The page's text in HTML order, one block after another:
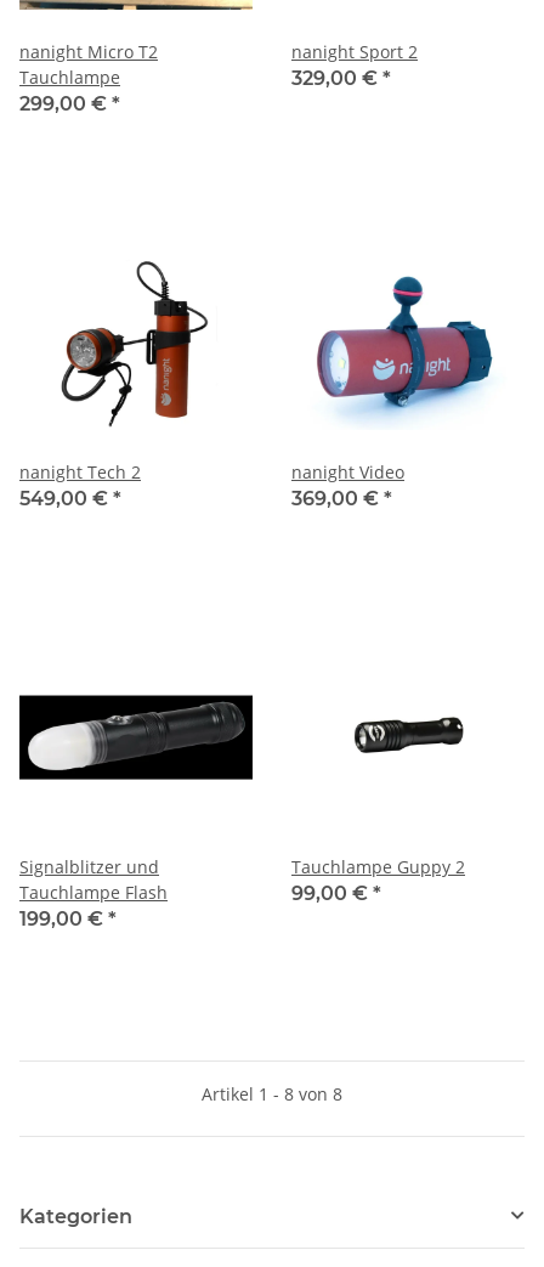
nanight Micro T2
Tauchlampe
299,00 € *
nanight Sport 2
329,00 € *
nanight Tech 2
549,00 € *
nanight Video
369,00 € *
Signalblitzer und
Tauchlampe Flash
199,00 € *
Tauchlampe Guppy 2
99,00 € *
Artikel 1 - 8 von 8
Kategorien